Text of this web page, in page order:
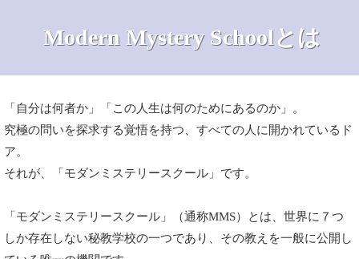
Modern Mystery Schoolとは
「自分は何者か」「この人生は何のためにあるのか」。
究極の問いを探求する覚悟を持つ、すべての人に開かれているド
ア。
それが、「モダンミステリースクール」です。
「モダンミステリースクール」（通称MMS）とは、世界に７つ
しか存在しない秘教学校の一つであり、その教えを一般に公開し